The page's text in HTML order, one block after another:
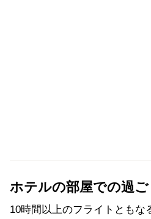
ホテルの部屋での過
10時間以上のフライトともな